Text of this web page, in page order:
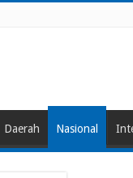
Daerah Nasional